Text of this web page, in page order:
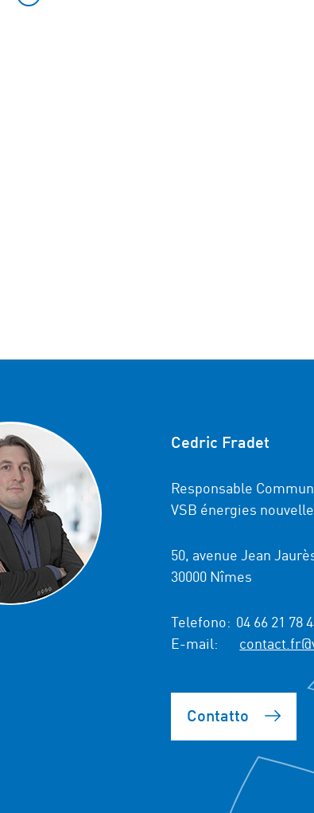
Cedric Fradet
Responsable
VSB énergies
50, avenue Jean
30000 Nîmes
Telefono: 04 66 21 78
E-mail:
Contatto